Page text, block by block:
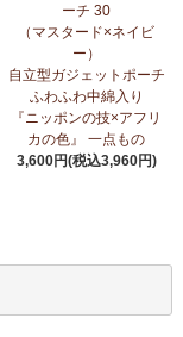
ーチ 30
（マスタード×ネイビ
ー）
自立型ガジェットポーチ
ふわふわ中綿入り
『ニッポンの技×アフリ
カの色』 一点もの
3,600円(税込3,960円)